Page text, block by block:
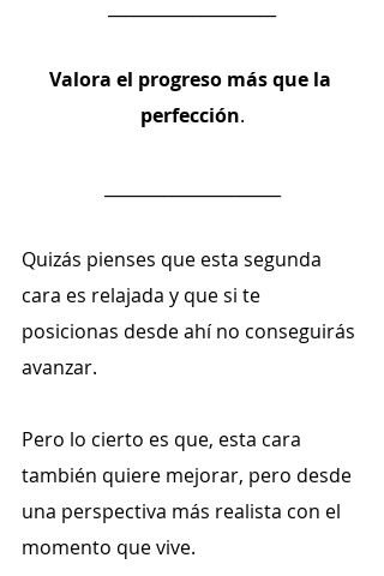
Valora el progreso más que la
perfección.
Quizás pienses que esta segunda
cara es relajada y que si te
posicionas desde ahí no conseguirás
avanzar.
Pero lo cierto es que, esta cara
también quiere mejorar, pero desde
una perspectiva más realista con el
momento que vive.